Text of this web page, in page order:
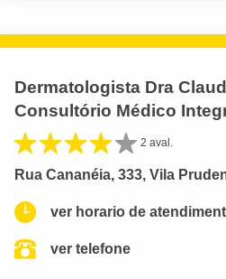
Dermatologista Dra
Consultório Médico
2 aval.
Rua Cananéia, 333, Vila
ver horario de
ver telefone